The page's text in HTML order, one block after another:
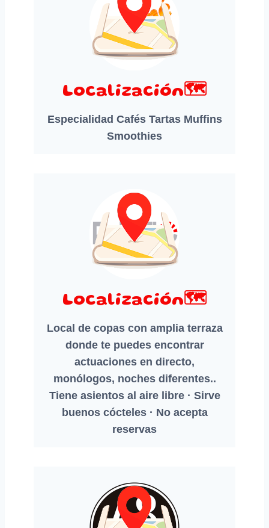
Localización🗺️
Especialidad Cafés Tartas Muffins
Smoothies
Localización🗺️
Local de copas con amplia terraza
donde te puedes encontrar
actuaciones en directo,
monólogos, noches diferentes..
Tiene asientos al aire libre · Sirve
buenos cócteles · No acepta
reservas